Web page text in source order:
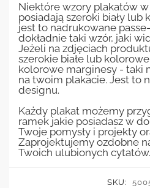
Niektóre wzory plakatów
posiadają szeroki biały
jest to nadrukowane
dokładnie taki wzór, jaki
Jeżeli na zdjęciach
szerokie białe lub
kolorowe marginesy - taki
na twoim plakacie. Jest to
designu.
Każdy plakat możemy
ramek jakie posiadasz w
Twoje pomysły i projekty
Zaprojektujemy ozdobne
Twoich ulubionych cytatów.
SKU: